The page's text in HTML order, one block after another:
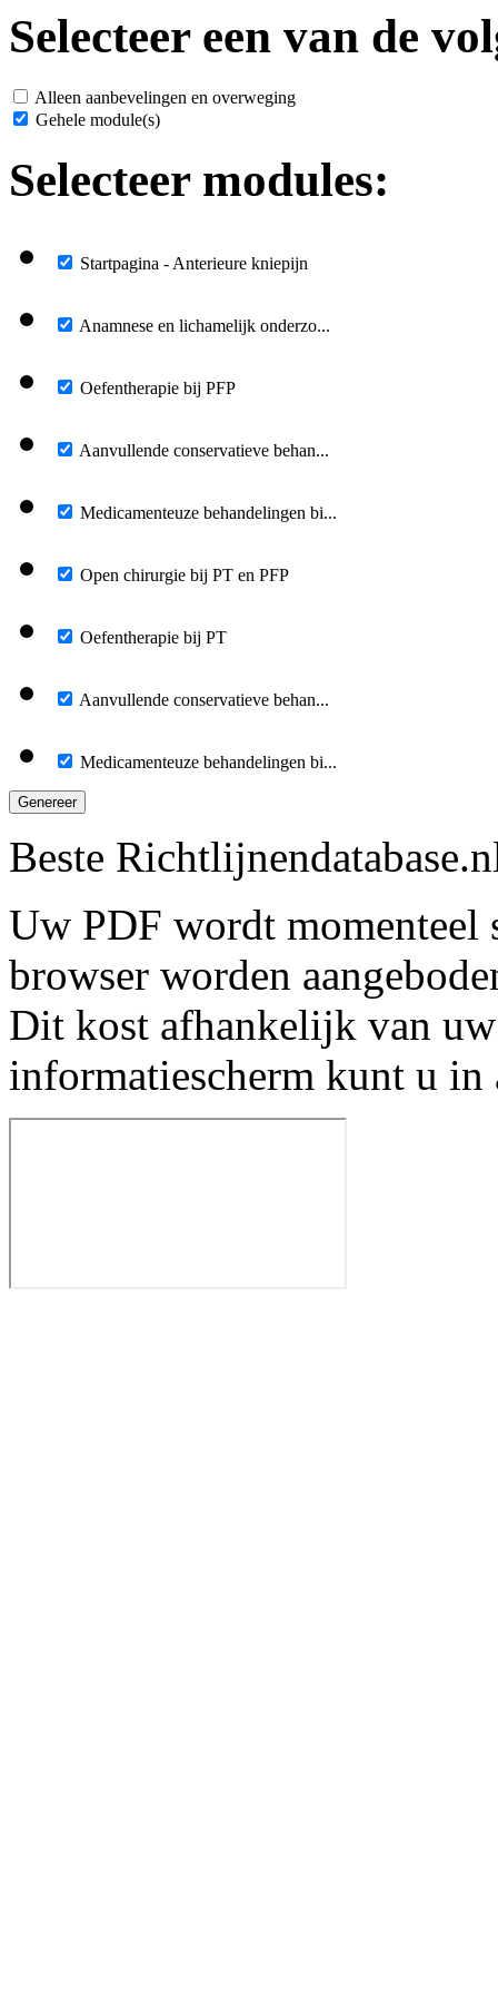
Selecteer een van de
Alleen aanbevelingen en overweging
Gehele module(s)
Selecteer modules:
Startpagina - Anterieure kniepijn
Anamnese en lichamelijk onderzo...
Oefentherapie bij PFP
Aanvullende conservatieve behan...
Medicamenteuze behandelingen bi...
Open chirurgie bij PT en PFP
Oefentherapie bij PT
Aanvullende conservatieve behan...
Medicamenteuze behandelingen bi...
Genereer
Beste
Uw PDF wordt momenteel
browser worden
Dit kost afhankelijk van
informatiescherm kunt u